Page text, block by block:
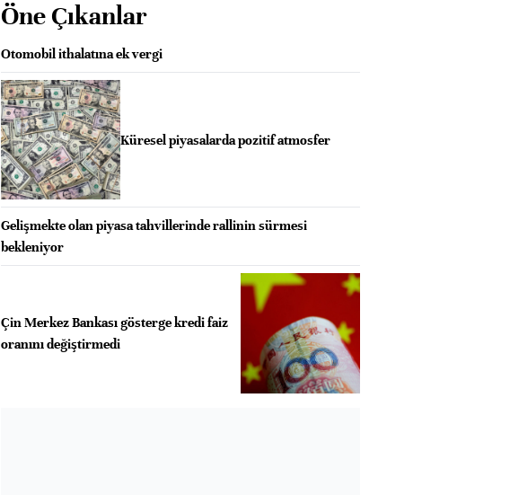
Öne Çıkanlar
Otomobil ithalatına ek vergi
Küresel piyasalarda pozitif atmosfer
Gelişmekte olan piyasa tahvillerinde rallinin sürmesi
bekleniyor
Çin Merkez Bankası gösterge kredi faiz
oranını değiştirmedi